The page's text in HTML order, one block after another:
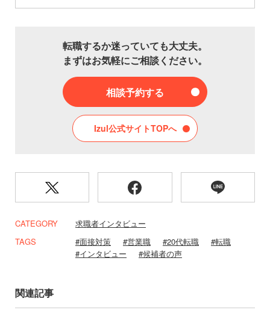
転職するか迷っていても大丈夫。
まずはお気軽にご相談ください。
相談予約する
Izul公式サイトTOPへ
CATEGORY
求職者インタビュー
TAGS
面接対策 営業職 20代転職
転職
インタビュー
候補者の声
関連記事